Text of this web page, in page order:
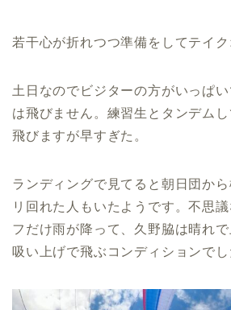
若干心が折れつつ準備をしてテイ
土日なのでビジターの方がいっぱ
は飛びません。練習生とタンデム
飛びますが早すぎた。
ランディングで見てると朝日団か
リ回れた人もいたようです。不思
フだけ雨が降って、久野脇は晴れ
吸い上げで飛ぶコンディションでし